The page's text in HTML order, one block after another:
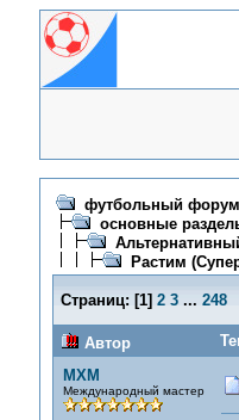
футбольный форум
основные
Растим
Страниц: [1] 2 3 ... 248
Автор
MXM
Международный мастер